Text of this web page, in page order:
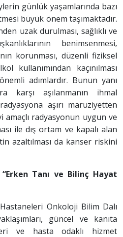
günlük yaşamlarında bazı
büyük önem taşımaktadır.
uzak durulması, sağlıklı ve
benimsenmesi,
korunması, düzenli fiziksel
kullanımından kaçınılması
adımlardır. Bunun yanı
karşı aşılanmanın ihmal
aşırı maruziyetten
amaçlı radyasyonun uygun ve
ile dış ortam ve kapalı alan
azaltılması da kanser riskini
Erken Tanı ve Bilinç Hayat
Onkoloji Bilim Dalı
güncel ve kanıta
ve hasta odaklı hizmet